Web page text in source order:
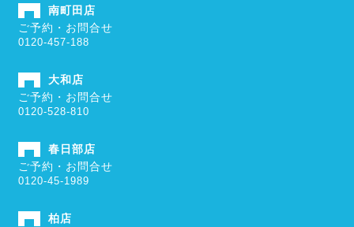
南町田店
ご予約・お問合せ
0120-457-188
大和店
ご予約・お問合せ
0120-528-810
春日部店
ご予約・お問合せ
0120-45-1989
柏店